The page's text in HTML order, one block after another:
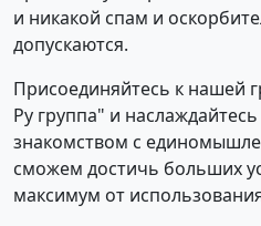
и никакой спам и
допускаются.
Присоединяйтесь к нашей
Ру группа" и
знакомством с
сможем достичь больших
максимум от